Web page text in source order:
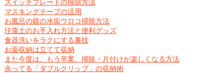
スイッチプレートの掃除方法
マスキングテープの活用
お風呂の鏡の水垢ウロコ掃除方法
珪藻土のお手入れ方法と便利グッズ
食器洗いをラクにする裏技
お薬収納は立てて収納
また今度は、もう卒業。掃除・片付けが楽しくなる方法
余ってる「ダブルクリップ」の収納術